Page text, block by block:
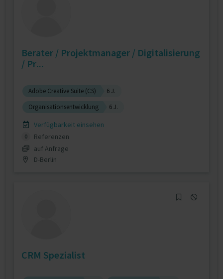
Berater / Projektmanager / Digitalisierung
/ Pr...
Adobe Creative Suite (CS)
6 J.
Organisationsentwicklung
6 J.
Verfügbarkeit einsehen
0
Referenzen
auf Anfrage
D-Berlin
CRM Spezialist